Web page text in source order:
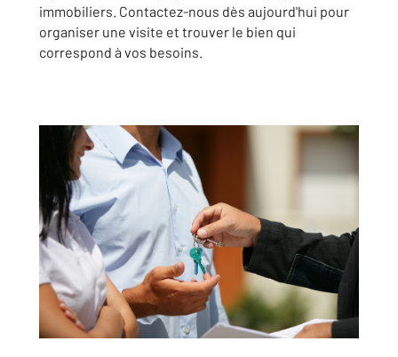
immobiliers. Contactez-nous dès aujourd'hui pour
organiser une visite et trouver le bien qui
correspond à vos besoins.